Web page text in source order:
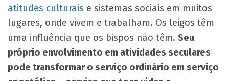
atitudes culturais e sistemas sociais em muitos
lugares, onde vivem e trabalham. Os leigos têm
uma influência que os bispos não têm. Seu
próprio envolvimento em atividades seculares
pode transformar o serviço ordinário em serviço